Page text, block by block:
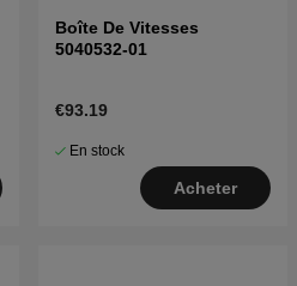
Boîte De Vitesses
5040532-01
€93.19
En stock
Acheter